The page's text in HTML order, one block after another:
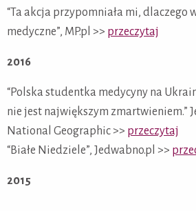
“Ta akcja przypomniała mi, dlaczego
medyczne”, MP.pl >> przeczytaj
2016
“Polska studentka medycyny na
nie jest największym zmartwieniem.”
National Geographic >> przeczytaj
“Białe Niedziele”, Jedwabno.pl >>
2015